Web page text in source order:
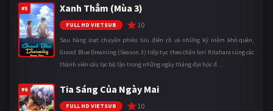
#5 Xanh Thẳm (Mùa 3)
FULL HD VIETSUB 10
Sau hàng loạt chuyến phiêu lưu điên rồ và những kỷ niệm khó quên,
Grand Blue Dreaming (Season 3) tiếp tục theo chân Iori Kitahara cùng các
thành viên câu lạc bộ lặn trong những ngày tháng đại học đ ...
#6 Tia Sáng Của Ngày Mai
FULL HD VIETSUB 10